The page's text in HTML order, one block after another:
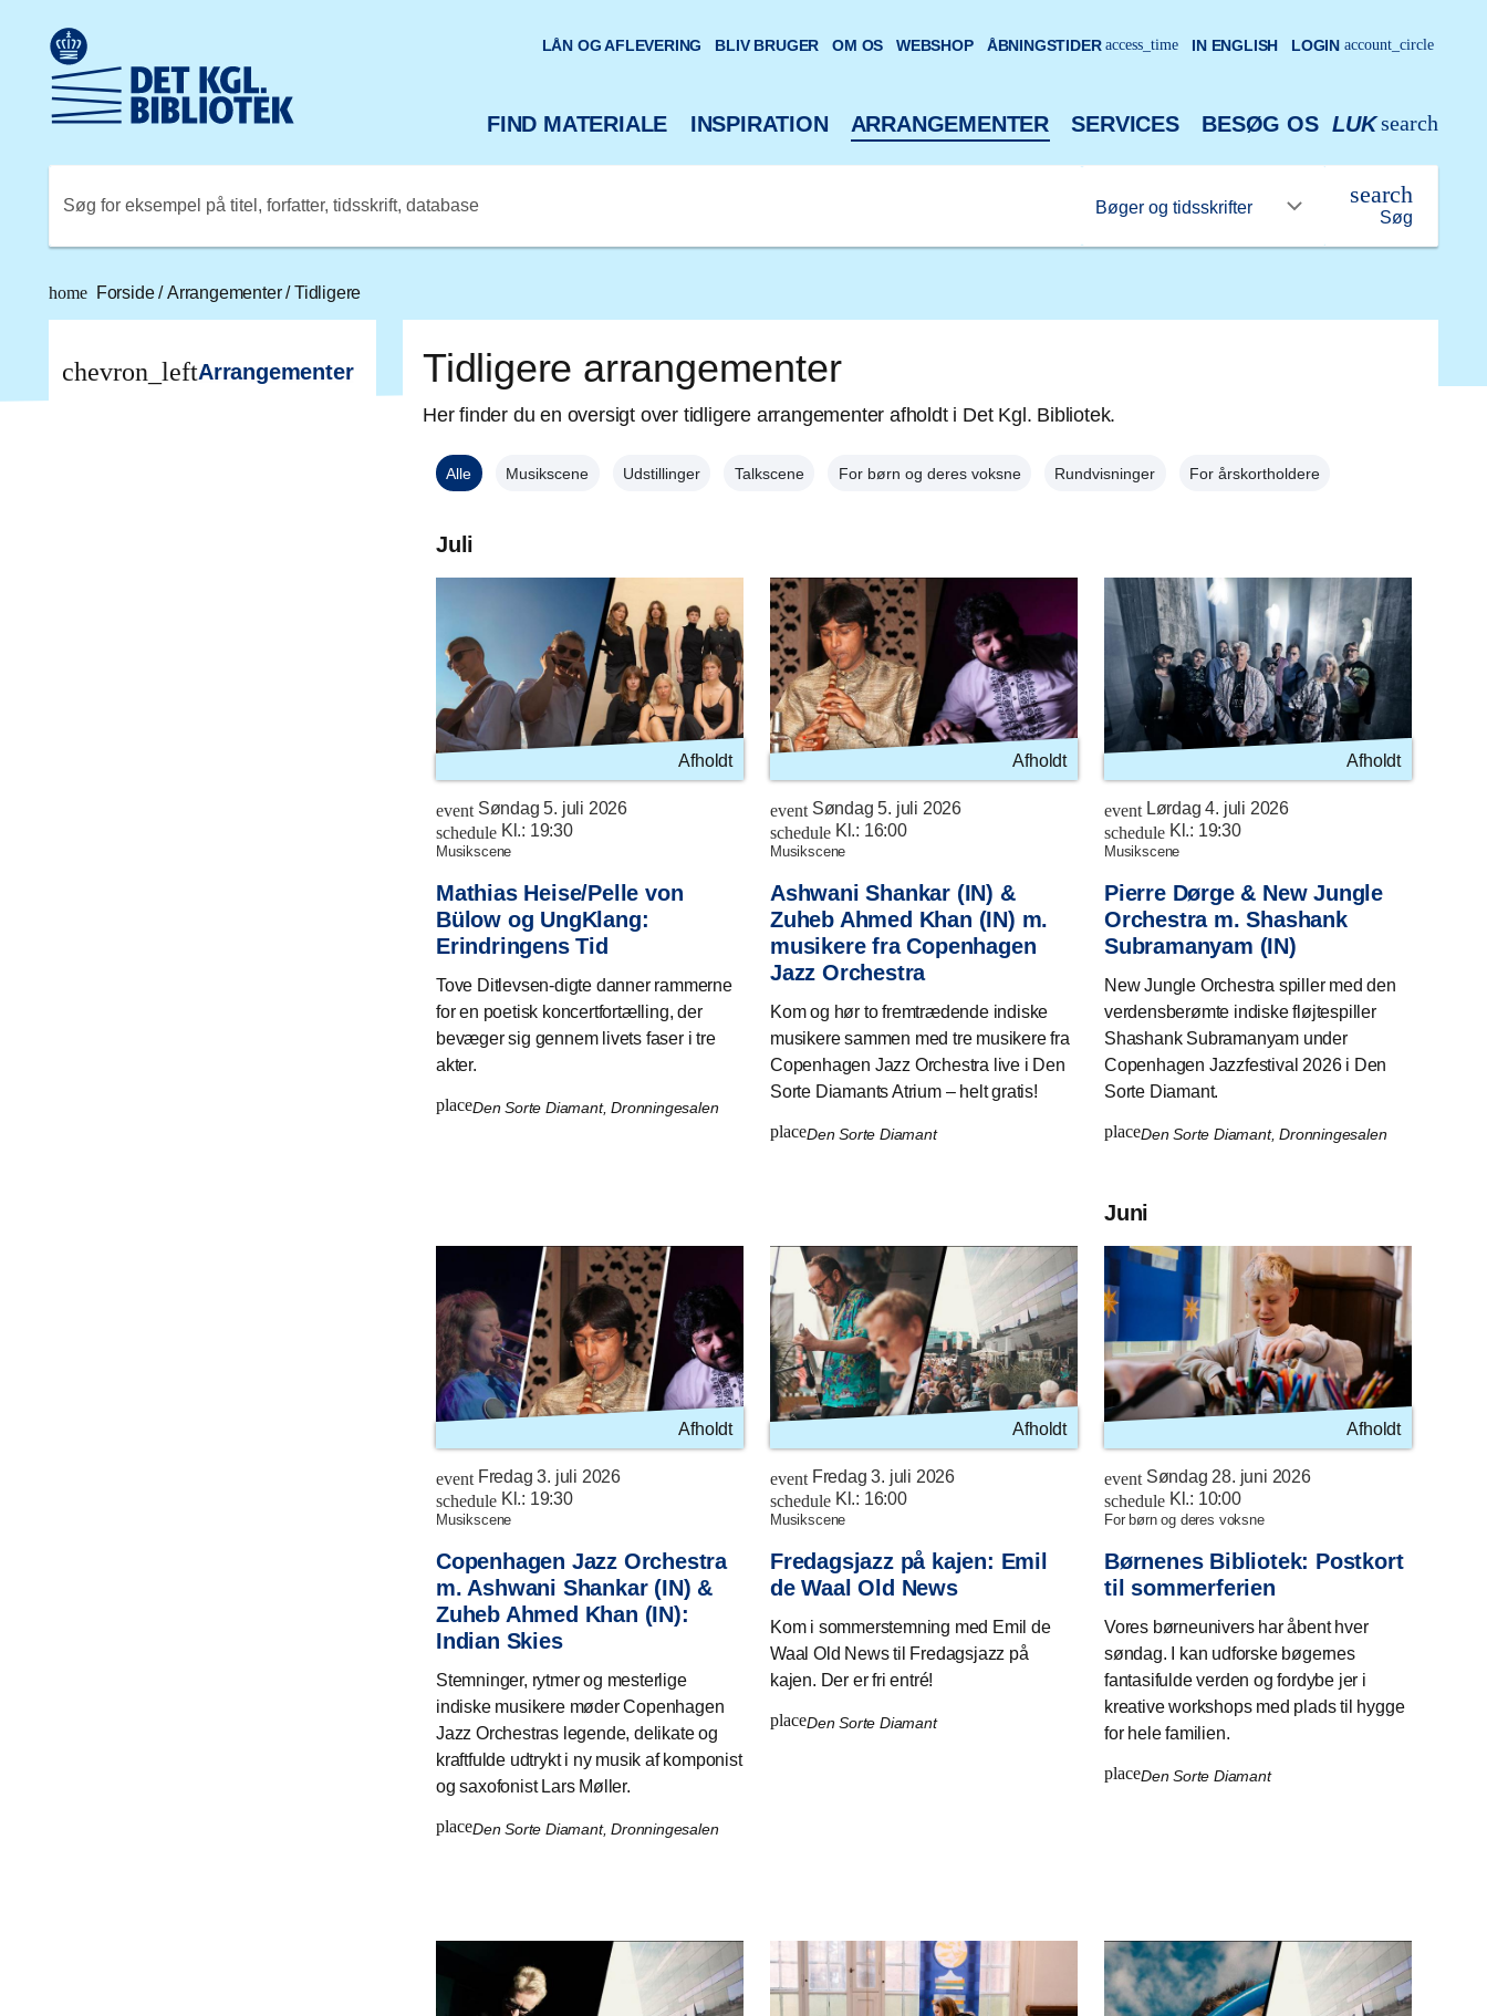
Det Kongelige Biblioteks logo. Gå til Det Kongelige Biblioteks hjemmeside
FIND MATERIALE INSPIRATION ARRANGEMENTER SERVICES BESØG OS search
LUK
Søg for eksempel på titel, forfatter, tidsskrift, database
Søg
search
LÅN OG AFLEVERING BLIV BRUGER OM OS WEBSHOP ÅBNINGSTIDER access_time IN ENGLISH LOGIN account_circle
home Forside/ Arrangementer/ Tidligere
chevron_leftArrangementer Tidligere arrangementer
Her finder du en oversigt over tidligere arrangementer afholdt i Det Kgl. Bibliotek.
Alle Musikscene Udstillinger Talkscene For børn og deres voksne Rundvisninger For årskortholdere
Juli
Afholdt
event Søndag 5. juli 2026
schedule Kl.: 19:30
musikscene
Mathias Heise/Pelle von
Bülow og UngKlang:
Erindringens Tid
Tove Ditlevsen-digte danner rammerne
for en poetisk koncertfortælling, der
bevæger sig gennem livets faser i tre
akter.
placeDen Sorte Diamant, Dronningesalen
Afholdt
event Søndag 5. juli 2026
schedule Kl.: 16:00
musikscene
Ashwani Shankar (IN) &
Zuheb Ahmed Khan (IN) m.
musikere fra Copenhagen
Jazz Orchestra
Kom og hør to fremtrædende indiske
musikere sammen med tre musikere fra
Copenhagen Jazz Orchestra live i Den
Sorte Diamants Atrium – helt gratis!
placeDen Sorte Diamant
Afholdt
event Lørdag 4. juli 2026
schedule Kl.: 19:30
musikscene
Pierre Dørge & New Jungle
Orchestra m. Shashank
Subramanyam (IN)
New Jungle Orchestra spiller med den
verdensberømte indiske fløjtespiller
Shashank Subramanyam under
Copenhagen Jazzfestival 2026 i Den
Sorte Diamant.
placeDen Sorte Diamant, Dronningesalen
Afholdt
event Fredag 3. juli 2026
schedule Kl.: 19:30
musikscene
Copenhagen Jazz Orchestra
m. Ashwani Shankar (IN) &
Zuheb Ahmed Khan (IN):
Indian Skies
Stemninger, rytmer og mesterlige
indiske musikere møder Copenhagen
Jazz Orchestras legende, delikate og
kraftfulde udtrykt i ny musik af komponist
og saxofonist Lars Møller.
placeDen Sorte Diamant, Dronningesalen
Afholdt
event Fredag 3. juli 2026
schedule Kl.: 16:00
musikscene
Fredagsjazz på kajen: Emil
de Waal Old News
Kom i sommerstemning med Emil de
Waal Old News til Fredagsjazz på
kajen. Der er fri entré!
placeDen Sorte Diamant
Juni
Afholdt
event Søndag 28. juni 2026
schedule Kl.: 10:00
for børn og deres voksne
Børnenes Bibliotek: Postkort
til sommerferien
Vores børneunivers har åbent hver
søndag. I kan udforske bøgernes
fantasifulde verden og fordybe jer i
kreative workshops med plads til hygge
for hele familien.
placeDen Sorte Diamant